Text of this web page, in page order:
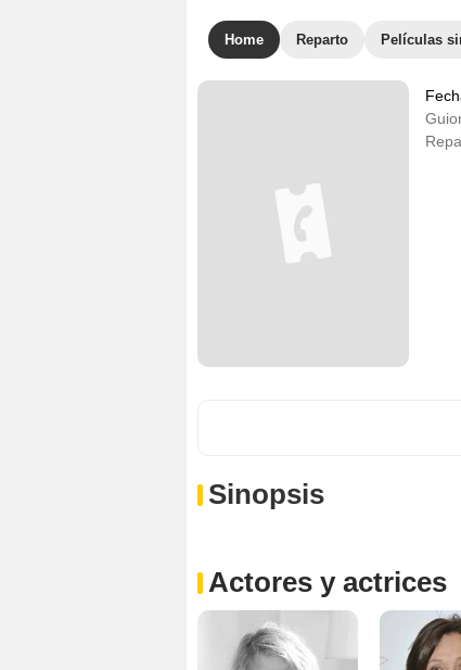
Home Reparto Películas
Sinopsis
Actores y actrices